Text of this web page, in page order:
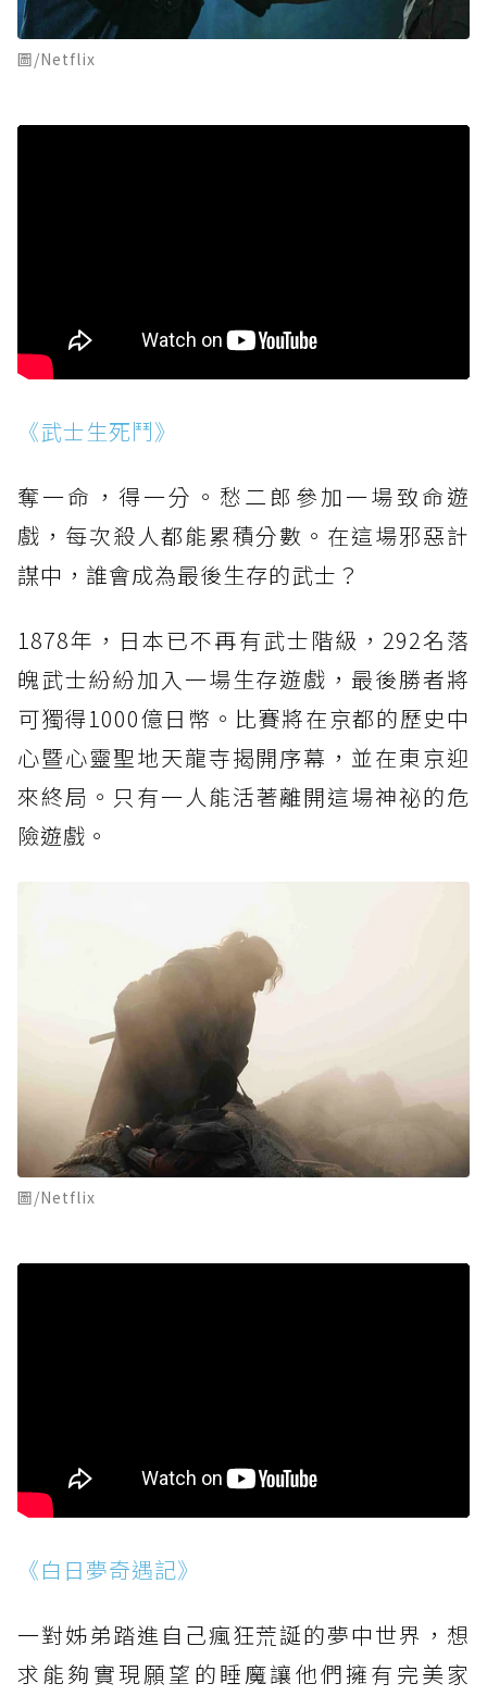
圖/Netflix
《武士生死鬥》
奪一命，得一分。愁二郎參加一場致命遊
戲，每次殺人都能累積分數。在這場邪惡計
謀中，誰會成為最後生存的武士？
1878年，日本已不再有武士階級，292名落
魄武士紛紛加入一場生存遊戲，最後勝者將
可獨得1000億日幣。比賽將在京都的歷史中
心暨心靈聖地天龍寺揭開序幕，並在東京迎
來終局。只有一人能活著離開這場神祕的危
險遊戲。
圖/Netflix
《白日夢奇遇記》
一對姊弟踏進自己瘋狂荒誕的夢中世界，想
求能夠實現願望的睡魔讓他們擁有完美家